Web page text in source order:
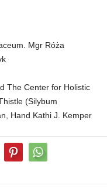
Mgr Róża
The Center for Holistic
(Silybum
Hand Kathi J. Kemper